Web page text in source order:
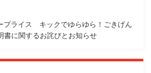
プライス キックでゆらゆら！ごきげん
書に関するお詫びとお知らせ